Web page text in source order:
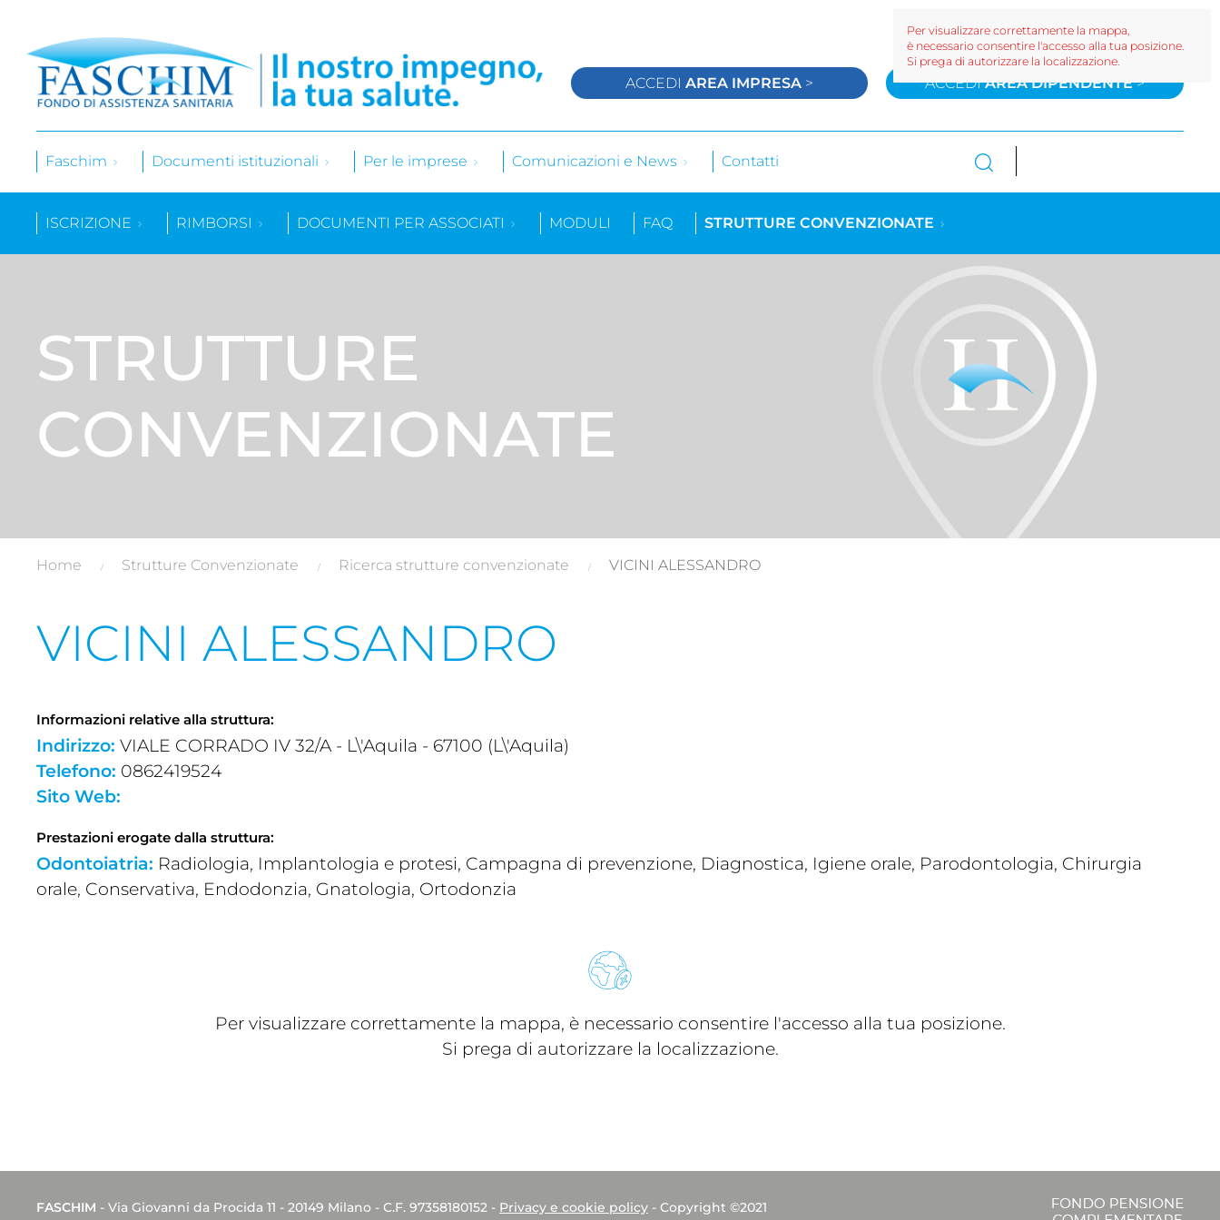
ACCEDIAREA IMPRESA > ACCEDIAREA DIPENDENTE>
Faschim Documenti istituzionali Per le imprese Comunicazioni e News Contatti
ISCRIZIONE RIMBORSI DOCUMENTI PER ASSOCIATI MODULI FAQ STRUTTURE CONVENZIONATE
STRUTTURE
CONVENZIONATE
Home Strutture Convenzionate Ricerca strutture convenzionate VICINI ALESSANDRO
VICINI ALESSANDRO
Informazioni relative alla struttura:
Indirizzo: VIALE CORRADO IV 32/A - L\'Aquila - 67100 (L\'Aquila)
Telefono: 0862419524
Sito Web:
Prestazioni erogate dalla struttura:
Odontoiatria: Radiologia, Implantologia e protesi, Campagna di prevenzione, Diagnostica, Igiene orale, Parodontologia, Chirurgia
orale, Conservativa, Endodonzia, Gnatologia, Ortodonzia
Per visualizzare correttamente la mappa, è necessario consentire l'accesso alla tua posizione.
Si prega di autorizzare la localizzazione.
FASCHIM - Via Giovanni da Procida 11 - 20149 Milano - C.F. 97358180152 - Privacy e cookie policy - Copyright ©2021
Per visualizzare correttamente la mappa,
è necessario consentire l'accesso alla tua posizione.
Si prega di autorizzare la localizzazione.